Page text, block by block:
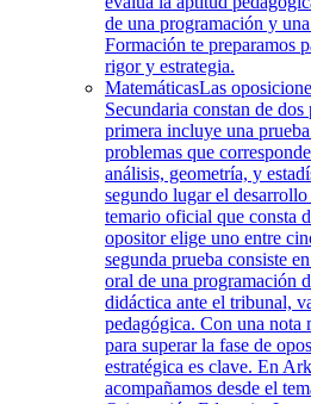
de una programación y
Formación te preparamos
rigor y estrategia.
MatemáticasLas
Secundaria constan de
primera incluye una
problemas que
análisis, geometría, y
segundo lugar el
temario oficial que consta
opositor elige uno entre
segunda prueba consiste
oral de una programación
didáctica ante el tribunal,
pedagógica. Con una nota
para superar la fase de
estratégica es clave. En
acompañamos desde el